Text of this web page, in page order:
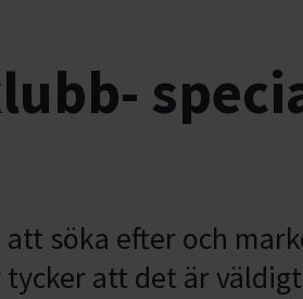
söka efter och
att det är